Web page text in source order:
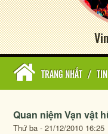
TRANG NHẤT /
Quan niệm Vạn vật
Thứ ba - 21/12/2010 16:25